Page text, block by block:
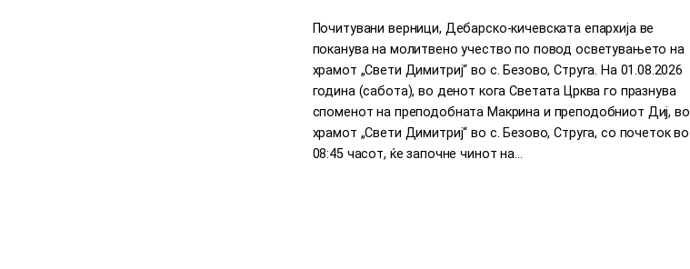
Почитувани верници, Дебарско-кичевската епархија ве
поканува на молитвено учество по повод осветувањето на
храмот „Свети Димитриј“ во с. Безово, Струга. На 01.08.2026
година (сабота), во денот кога Светата Црква го празнува
споменот на преподобната Макрина и преподобниот Диј, во
храмот „Свети Димитриј“ во с. Безово, Струга, со почеток во
08:45 часот, ќе започне чинот на…